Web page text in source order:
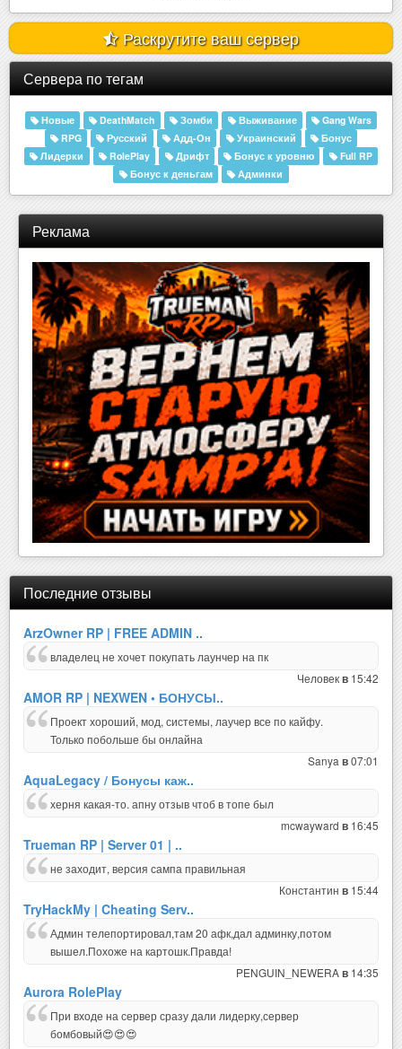
Раскрутите ваш сервер
Сервера по тегам
Новые DeathMatch Зомби Выживание
Gang Wars
RPG
Русский Адд-Он Украинский
Бонус
Лидерки
RolePlay Дрифт Бонус к уровню
Full RP
Бонус к деньгам
Админки
Реклама
Последние отзывы
ArzOwner RP | FREE ADMIN ..
владелец не хочет покупать лаунчер на пк
Человекв 15:42
AMOR RP | NEXWEN • БОНУСЫ..
Проект хороший, мод, системы, лаучер все по кайфу.
Только побольше бы онлайна
Sanya в07:01
AquaLegacy / Бонусы каж..
херня какая-то. апну отзыв чтоб в топе был
mcwayward в 16:45
Trueman RP | Server 01 | ..
не заходит, версия сампа правильная
Константин в 15:44
TryHackMy | Cheating Serv..
Админ телепортировал,там 20 афк,дал админку,потом
вышел.Похоже на картошк.Правда!
PENGUIN_NEWERAв 14:35
Aurora RolePlay
При входе на сервер сразу дали лидерку,сервер
бомбовый😍😍😍